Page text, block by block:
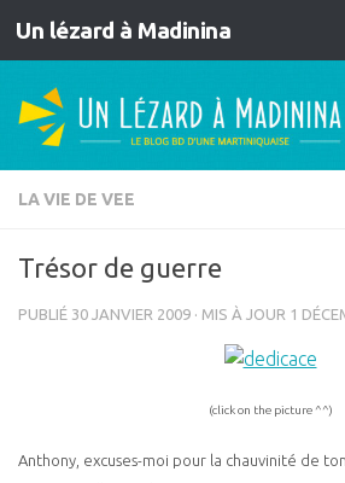
Skip to content
Un lézard à Madinina
LA VIE DE VEE
Trésor de guerre
PUBLIÉ 30 JANVIER 2009 · MIS À JOUR 1
(click on the picture ^^)
Anthony, excuses-moi pour la chauvinité de